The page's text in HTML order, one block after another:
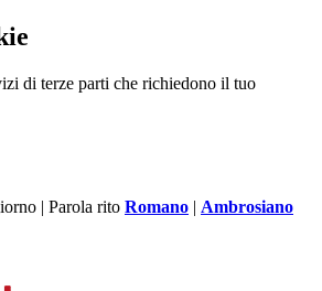
di terze parti che richiedono il tuo
| Parola rito Romano | Ambrosiano